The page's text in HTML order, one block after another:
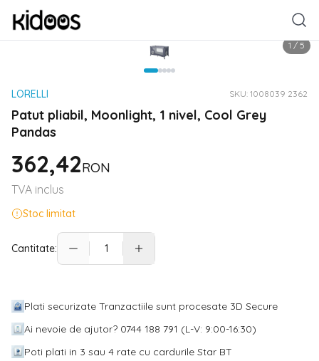
1 / 5
LORELLI SKU: 1008039 2362
Patut pliabil, Moonlight, 1 nivel, Cool Grey
Pandas
362,42RON
TVA inclus
Stoc limitat
Cantitate:
Plati securizate Tranzactiile sunt procesate 3D Secure
Ai nevoie de ajutor? 0744 188 791 (L-V: 9:00-16:30)
Poti plati in 3 sau 4 rate cu cardurile Star BT